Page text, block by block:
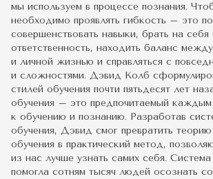
мы используем в процессе познания.
необходимо проявлять гибкость – это
совершенствовать навыки, брать на
ответственность, находить баланс
и личной жизнью и справляться с
и сложностями. Дэвид Колб
стилей обучения почти пятьдесят лет
обучения – это предпочитаемый
к обучению и познанию. Разработав
обучения, Дэвид смог превратить
обучения в практический метод,
из нас лучше узнать самих себя. Система
помогла сотням тысяч людей осознать